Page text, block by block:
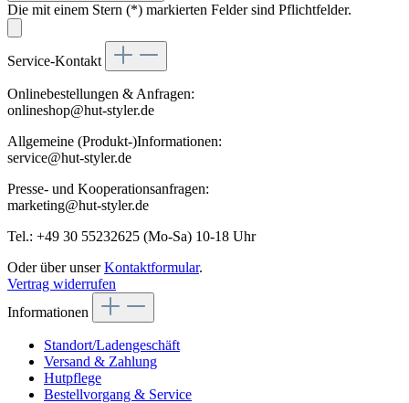
Die mit einem Stern (*) markierten Felder sind Pflichtfelder.
Service-Kontakt
Onlinebestellungen & Anfragen:
onlineshop@hut-styler.de
Allgemeine (Produkt-)Informationen:
service@hut-styler.de
Presse- und Kooperationsanfragen:
marketing@hut-styler.de
Tel.: +49 30 55232625 (Mo-Sa) 10-18 Uhr
Oder über unserKontaktformular.
Vertrag widerrufen
Informationen
Standort/Ladengeschäft
Versand & Zahlung
Hutpflege
Bestellvorgang & Service